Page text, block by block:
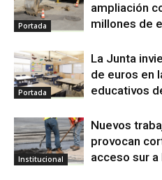
Portada
ampliación
millones de
Portada
La Junta
de euros en
educativos
Institucional
Nuevos
provocan
acceso sur